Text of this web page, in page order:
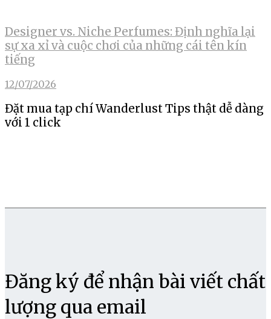
Designer vs. Niche Perfumes: Định nghĩa lại
sự xa xỉ và cuộc chơi của những cái tên kín
tiếng
12/07/2026
Đặt mua tạp chí Wanderlust Tips thật dễ dàng
với 1 click
Đăng ký để nhận bài viết chất
lượng qua email